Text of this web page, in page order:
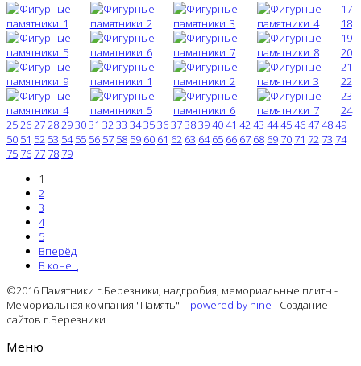
17
18
19
20
21
22
23
24
25262728293031 3233 3435363738394041 4243 444546474849
50 51 52 53 54 55 56 57 58 59 60 61 62 63 64 65 66 67 68 69 70 71 72 73 74
75 76 77 78 79
1
2
3
4
5
Вперёд
В конец
©2016 Памятники г.Березники, надгробия, мемориальные плиты -
Мемориальная компания "Память" | powered by hine - Создание
сайтов г.Березники
Меню